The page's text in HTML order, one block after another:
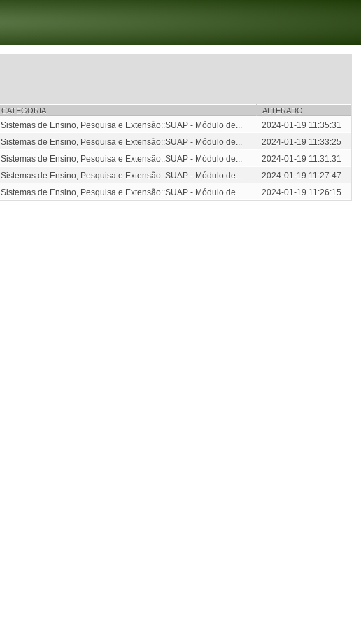
CATEGORIA ALTERADO
Sistemas de Ensino, Pesquisa e Extensão::SUAP - Módulo de...
2024-01-19 11:35:31
Sistemas de Ensino, Pesquisa e Extensão::SUAP - Módulo de...
2024-01-19 11:33:25
Sistemas de Ensino, Pesquisa e Extensão::SUAP - Módulo de...
2024-01-19 11:31:31
Sistemas de Ensino, Pesquisa e Extensão::SUAP - Módulo de...
2024-01-19 11:27:47
Sistemas de Ensino, Pesquisa e Extensão::SUAP - Módulo de... 2024-01-19 11:26:15